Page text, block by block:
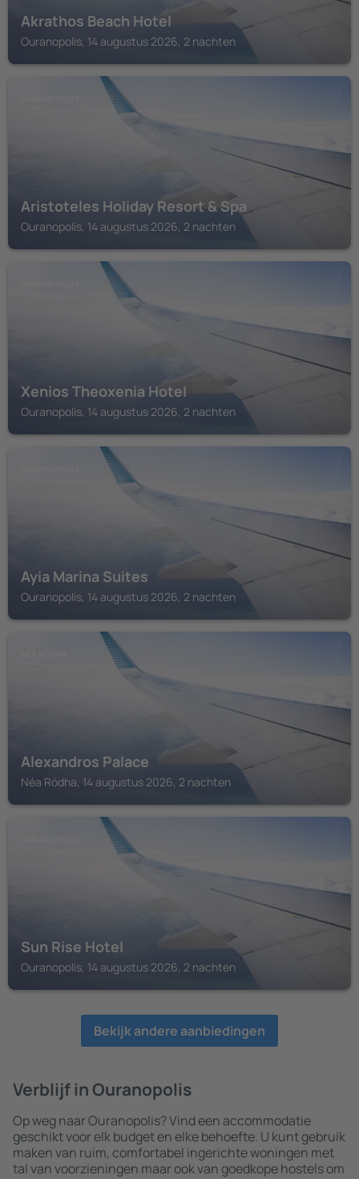
Akrathos Beach Hotel
Ouranopolis, 14 augustus 2026, 2 nachten
Aristoteles Holiday Resort & Spa
Ouranopolis, 14 augustus 2026, 2 nachten
Xenios Theoxenia Hotel
Ouranopolis, 14 augustus 2026, 2 nachten
Ayia Marina Suites
Ouranopolis, 14 augustus 2026, 2 nachten
Alexandros Palace
Néa Ródha, 14 augustus 2026, 2 nachten
Sun Rise Hotel
Ouranopolis, 14 augustus 2026, 2 nachten
Bekijk andere aanbiedingen
Verblijf in Ouranopolis
Op weg naar Ouranopolis? Vind een accommodatie
geschikt voor elk budget en elke behoefte. U kunt gebruik
maken van ruim, comfortabel ingerichte woningen met
tal van voorzieningen maar ook van goedkope hostels om